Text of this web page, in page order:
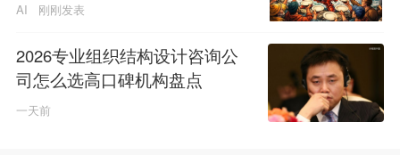
AI 刚刚发表
2026专业组织结构设计咨询公
司怎么选高口碑机构盘点
一天前